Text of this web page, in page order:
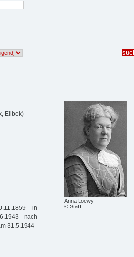
Anna Loewy
© StaH
Eilbek)
in
nach
31.5.1944